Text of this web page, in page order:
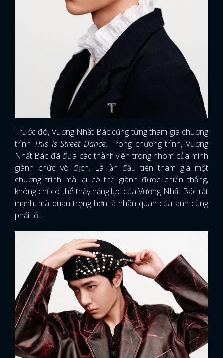
Trước đó, Vương Nhất Bác cũng từng tham gia chương
trình This Is Street Dance. Trong chương trình, Vương
Nhất Bác đã đưa các thành viên trong nhóm của mình
giành chức vô địch. Là lần đầu tiên tham gia một
chương trình mà lại có thể giành được chiến thắng,
không chỉ có thể thấy năng lực của Vương Nhất Bác rất
mạnh, mà quan trọng hơn là nhãn quan của anh cũng
phải tốt.